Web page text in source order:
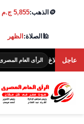
🪙 الذهب:5,855 ج.م
🕌الصلاة:الظهر
عاجل الرأى العام المصرى